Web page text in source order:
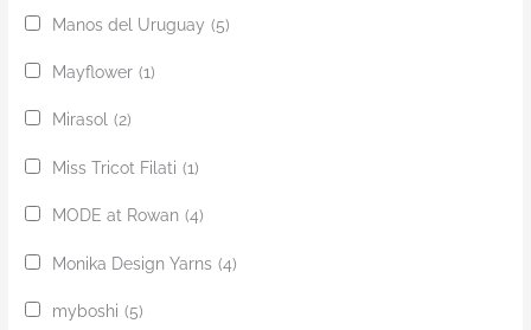
Manos del Uruguay (5)
Mayflower (1)
Mirasol (2)
Miss Tricot Filati (1)
MODE at Rowan (4)
Monika Design Yarns (4)
myboshi (5)